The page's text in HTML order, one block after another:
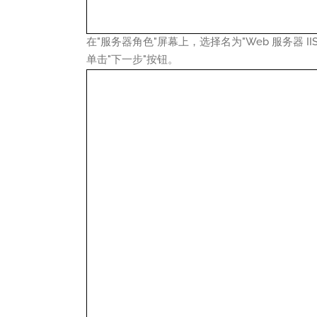
在"服务器角色"屏幕上，选择名为"Web 服务器
单击"下一步"按钮。